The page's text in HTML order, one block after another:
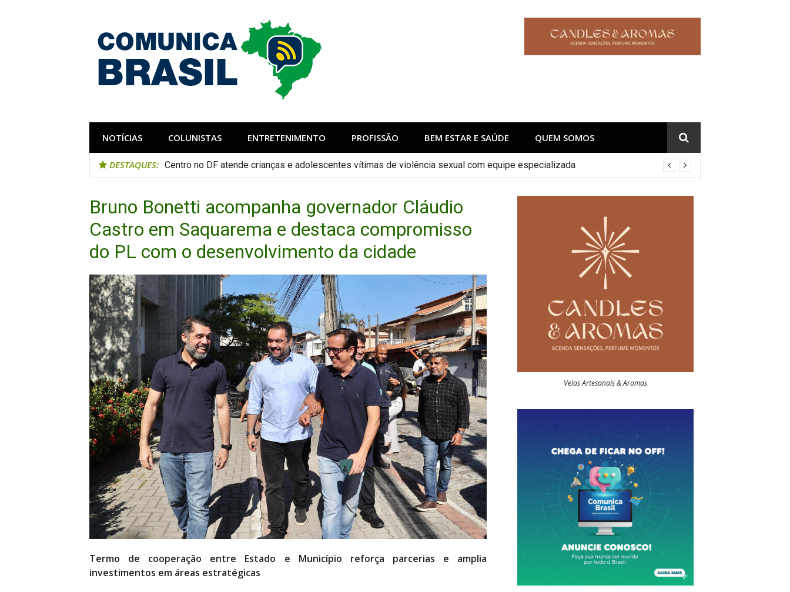
Comunica Brasil
NOTÍCIAS COLUNISTAS ENTRETENIMENTO PROFISSÃO BEM ESTAR E SAÚDE QUEM SOMOS
DESTAQUES: Centro no DF atende crianças e adolescentes vítimas de violência sexual com equipe especializada
Bruno Bonetti acompanha governador Cláudio
Castro em Saquarema e destaca compromisso
do PL com o desenvolvimento da cidade
Termo de cooperação entre Estado e Município reforça parcerias e amplia
investimentos em áreas estratégicas
Velas Artesanais & Aromas